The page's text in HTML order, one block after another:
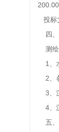
投标
四、
测绘
1、
2、
3、
4、
五、